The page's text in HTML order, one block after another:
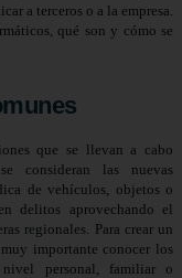
a terceros o a la empresa.
qué son y cómo se
que se llevan a cabo
consideran las nuevas
de vehículos, objetos o
delitos aprovechando el
regionales. Para crear un
importante conocer los
personal, familiar o